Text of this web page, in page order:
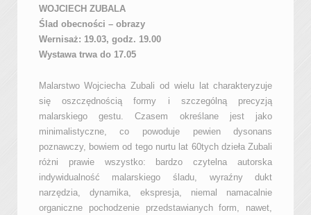
WOJCIECH ZUBALA
Ślad obecności – obrazy
Wernisaż: 19.03, godz. 19.00
Wystawa trwa do 17.05
Malarstwo Wojciecha Zubali od wielu lat charakteryzuje
się oszczędnością formy i szczególną precyzją
malarskiego gestu. Czasem określane jest jako
minimalistyczne, co powoduje pewien dysonans
poznawczy, bowiem od tego nurtu lat 60tych dzieła Zubali
różni prawie wszystko: bardzo czytelna autorska
indywidualność malarskiego śladu, wyraźny dukt
narzędzia, dynamika, ekspresja, niemal namacalnie
organiczne pochodzenie przedstawianych form, nawet,